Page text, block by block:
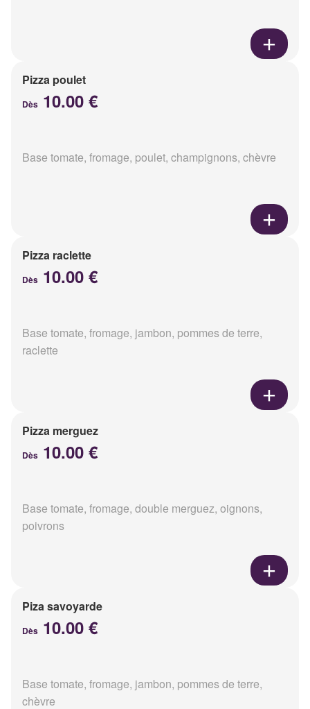
Pizza poulet
Dès 10.00 €
Base tomate, fromage, poulet, champignons, chèvre
Pizza raclette
Dès 10.00 €
Base tomate, fromage, jambon, pommes de terre,
raclette
Pizza merguez
Dès 10.00 €
Base tomate, fromage, double merguez, oignons,
poivrons
Piza savoyarde
Dès 10.00 €
Base tomate, fromage, jambon, pommes de terre,
chèvre